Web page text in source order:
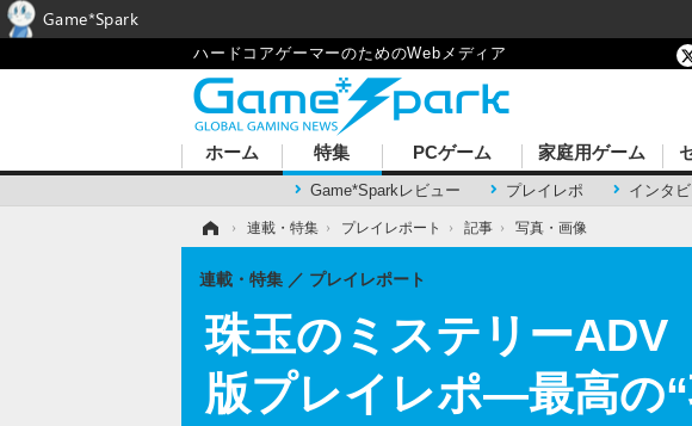
ハードコアゲーマーのためのWebメディア
ホーム 特集
Game*Sparkレビュー プレイレポ インタ
PCゲーム 家庭用ゲーム
› 連載・特集 › プレイレポート › 記事 › 写真・画像
珠玉のミステリーADV
版プレイレポ―最高の
連載・特集 プレイレポート
Game*Spark